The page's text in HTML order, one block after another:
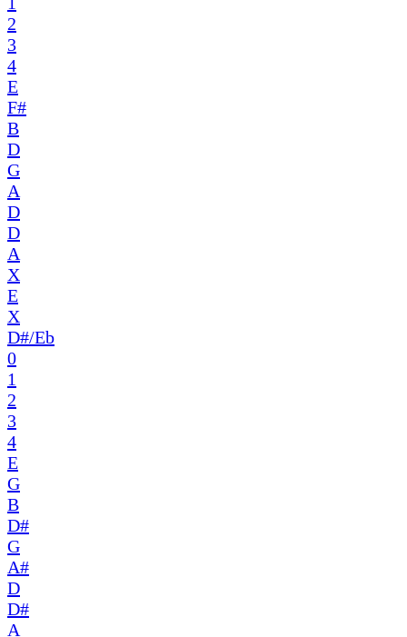
2
3
4
E
F#
B
D
G
A
D
D
A
X
E
X
D#/Eb
0
1
2
3
4
E
G
B
D#
G
A#
D
D#
A